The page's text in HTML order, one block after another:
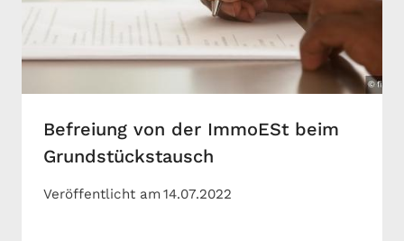
Befreiung von der ImmoESt beim
Grundstückstausch
Veröffentlicht am14.07.2022